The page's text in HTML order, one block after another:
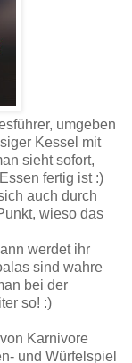
umgeben
Kessel mit
sieht sofort,
fertig ist :)
auch durch
wieso das
werdet ihr
sind wahre
bei der
so! :)
Karnivore
und Würfelspiel